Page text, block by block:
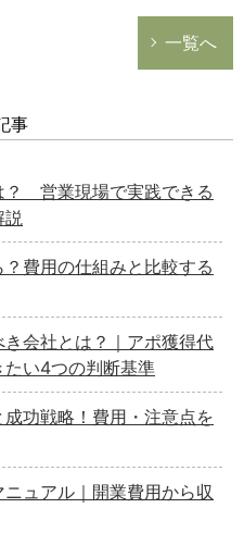
一覧へ
事
？ 営業現場で実践できる
説
費用の仕組みと比較する
会社とは？｜アポ獲得代
い4つの判断基準
功戦略！費用・注意点を
ュアル｜開業費用から収